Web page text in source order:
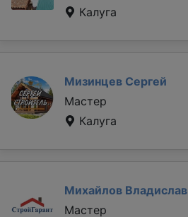
Калуга
Мизинцев Сергей
Мастер
Калуга
Михайлов Владислав
Мастер